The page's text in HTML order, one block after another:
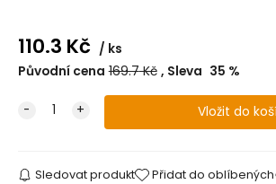
110.3 Kč
ks
Původní cena 169.7Kč Sleva 35 %
Sledovat produkt Přidat do oblíbených